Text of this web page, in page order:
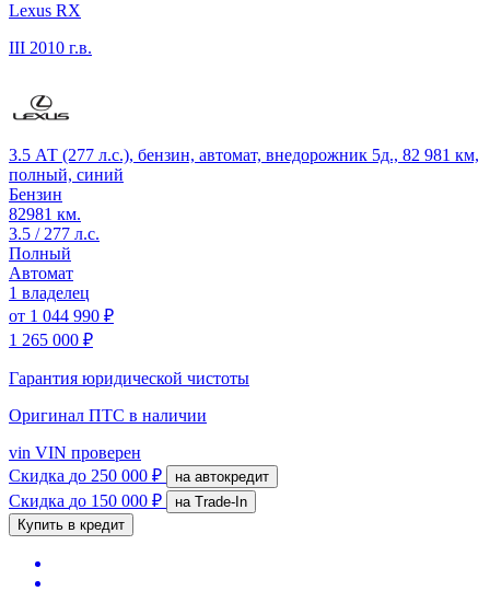
Lexus RX
III 2010 г.в.
3.5 АТ (277 л.с.), бензин, автомат, внедорожник 5д., 82 981 км,
полный, синий
Бензин
82981 км.
3.5 / 277 л.с.
Полный
Автомат
1 владелец
от 1 044 990 ₽
1 265 000 ₽
Гарантия юридической чистоты
Оригинал ПТС в наличии
vin VIN проверен
Скидка до 250 000 ₽ на автокредит
Скидка до 150 000 ₽
на Trade-In
Купить в кредит